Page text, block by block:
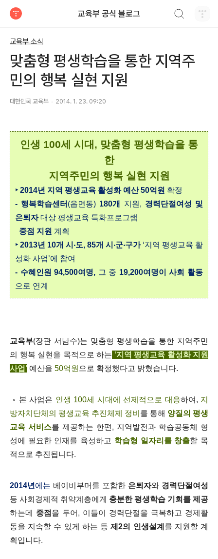
교육부 공식 블로그
교육부 소식
맞춤형 평생학습을 통한 지역주
민의 행복 실현 지원
대한민국 교육부 2014. 1. 23. 09:20
인생 100세 시대, 맞춤형 평생학습을 통
한
지역주민의 행복 실현 지원
‣ 2014년 지역 평생교육 활성화 예산 50억원 확정
- 행복학습센터 (읍면동) 180개 지원, 경력단절여성 및
은퇴자대상 평생교육 특화프로그램
중점 지원 계획
‣ 2013년 10개 시‧도, 85개 시‧군‧구가‘지역 평생교육 활
성화 사업’에 참여
- 수혜인원 94,500여명, 그 중 19,200여명이 사회 활동
으로 연계
교육부(장관 서남수)는 맞춤형 평생학습을 통한 지역주민
의 행복 실현을 목적으로 하는 ‘지역 평생교육 활성화 지원
사업’ 예산을 50억원 으로 확정했다고 밝혔습니다.
◦ 본 사업은 인생 100세 시대에 선제적으로 대응하여, 지
방자치단체의 평생교육 추진체제 정비 를 통해 양질의 평생
교육 서비스를 제공하는 한편, 지역발전과 학습공동체 형
성에 필요한 인재를 육성하고 학습형 일자리를 창출할 목
적으로 추진됩니다.
2014년 에는 베이비부머를 포함한 은퇴자와 경력단절여성
등 사회경제적 취약계층에게 충분한 평생학습 기회를 제공
하는데 중점 을 두어, 이들이 경력단절을 극복하고 경제활
동을 지속할 수 있게 하는 등제2의 인생설계 를 지원할 계
획입니다.